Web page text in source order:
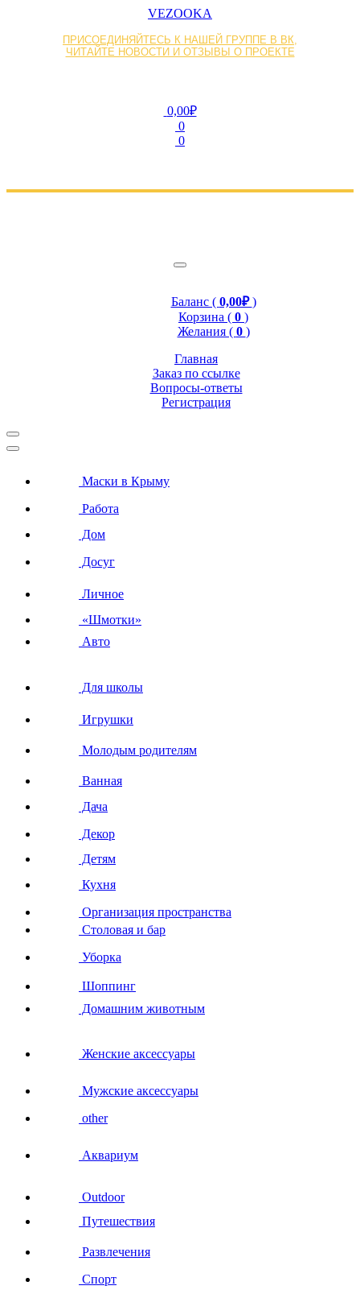
VEZOOKA
ПРИСОЕДИНЯЙТЕСЬ К НАШЕЙ ГРУППЕ В ВК,
ЧИТАЙТЕ НОВОСТИ И ОТЗЫВЫ О ПРОЕКТЕ
0,00₽
0
0
Баланс ( 0,00₽)
Корзина ( 0 )
Желания ( 0 )
Главная
Заказ по ссылке
Вопросы-ответы
Регистрация
Маски в Крыму
Работа
Дом
Досуг
Личное
«Шмотки»
Авто
Для школы
Игрушки
Молодым родителям
Ванная
Дача
Декор
Детям
Кухня
Организация пространства
Столовая и бар
Уборка
Шоппинг
Домашним животным
Женские аксессуары
Мужские аксессуары
other
Аквариум
Outdoor
Путешествия
Развлечения
Спорт